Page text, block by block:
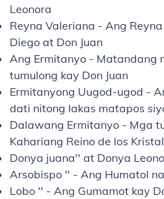
Leonora
Reyna Valeriana - Ang
Diego at Don Juan
Ang Ermitanyo - Matandang
tumulong kay Don Juan
Ermitanyong Uugod-ugod -
dati nitong lakas matapos
Dalawang Ermitanyo - Mga
Kahariang Reino de los
Donya juana'' at Donya
Arsobispo '' - Ang Humatol
Lobo '' - Ang Gumamot kay